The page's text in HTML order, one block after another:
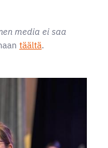
media ei saa
täältä.